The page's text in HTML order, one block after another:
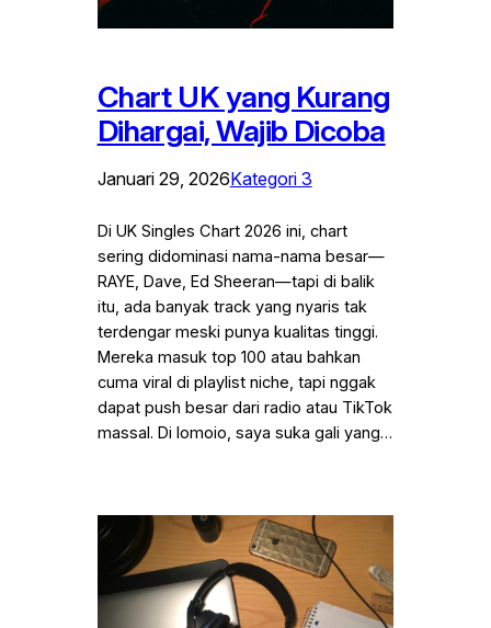
Chart UK yang Kurang
Dihargai, Wajib Dicoba
Januari 29, 2026Kategori 3
Di UK Singles Chart 2026 ini, chart
sering didominasi nama-nama besar—
RAYE, Dave, Ed Sheeran—tapi di balik
itu, ada banyak track yang nyaris tak
terdengar meski punya kualitas tinggi.
Mereka masuk top 100 atau bahkan
cuma viral di playlist niche, tapi nggak
dapat push besar dari radio atau TikTok
massal. Di Iomoio, saya suka gali yang…